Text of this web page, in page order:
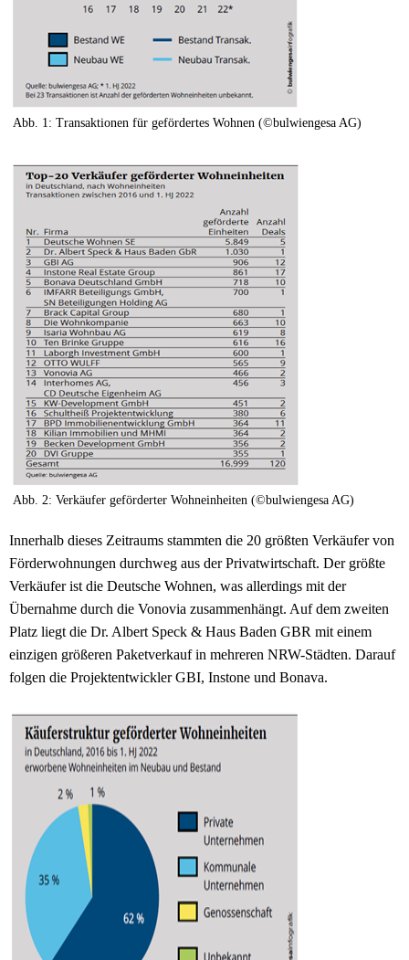
Abb. 1: Transaktionen für gefördertes Wohnen (©bulwiengesa AG)
Abb. 2: Verkäufer geförderter Wohneinheiten (©bulwiengesa AG)
Innerhalb dieses Zeitraums stammten die 20 größten Verkäufer von
Förderwohnungen durchweg aus der Privatwirtschaft. Der größte
Verkäufer ist die Deutsche Wohnen, was allerdings mit der
Übernahme durch die Vonovia zusammenhängt. Auf dem zweiten
Platz liegt die Dr. Albert Speck & Haus Baden GBR mit einem
einzigen größeren Paketverkauf in mehreren NRW-Städten. Darauf
folgen die Projektentwickler GBI, Instone und Bonava.